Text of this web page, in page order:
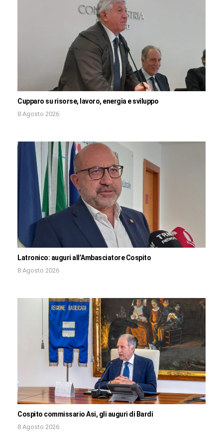
Cupparo su risorse, lavoro, energia e sviluppo
8 Agosto 2026
Latronico: auguri all’Ambasciatore Cospito
8 Agosto 2026
Cospito commissario Asi, gli auguri di Bardi
8 Agosto 2026